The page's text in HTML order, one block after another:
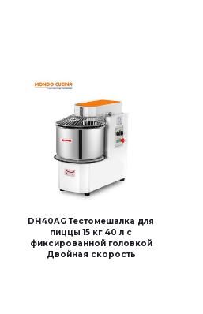
DH40AG Тестомешалка для
пиццы 15 кг 40 л с
фиксированной головкой
Двойная скорость